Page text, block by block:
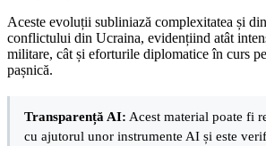
Aceste evoluții subliniază complexitatea și
conflictului din Ucraina, evidențiind atât
militare, cât și eforturile diplomatice în curs
pașnică.
Transparență AI: Acest material poate fi
cu ajutorul unor instrumente AI și este